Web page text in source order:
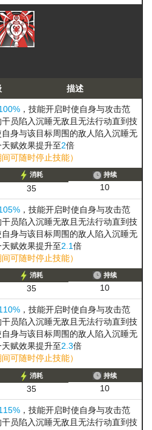
描述
，技能开启时使自身与攻击范
员陷入沉睡无敌且无法行动直到技
身与该目标周围的敌人陷入沉睡无
天赋效果提升至2倍
可随时停止技能）
消耗
35
持续
10
，技能开启时使自身与攻击范
员陷入沉睡无敌且无法行动直到技
身与该目标周围的敌人陷入沉睡无
天赋效果提升至2.1倍
可随时停止技能）
消耗
35
持续
10
，技能开启时使自身与攻击范
员陷入沉睡无敌且无法行动直到技
身与该目标周围的敌人陷入沉睡无
天赋效果提升至2.3倍
可随时停止技能）
消耗
35
持续
10
，技能开启时使自身与攻击范
员陷入沉睡无敌且无法行动直到技